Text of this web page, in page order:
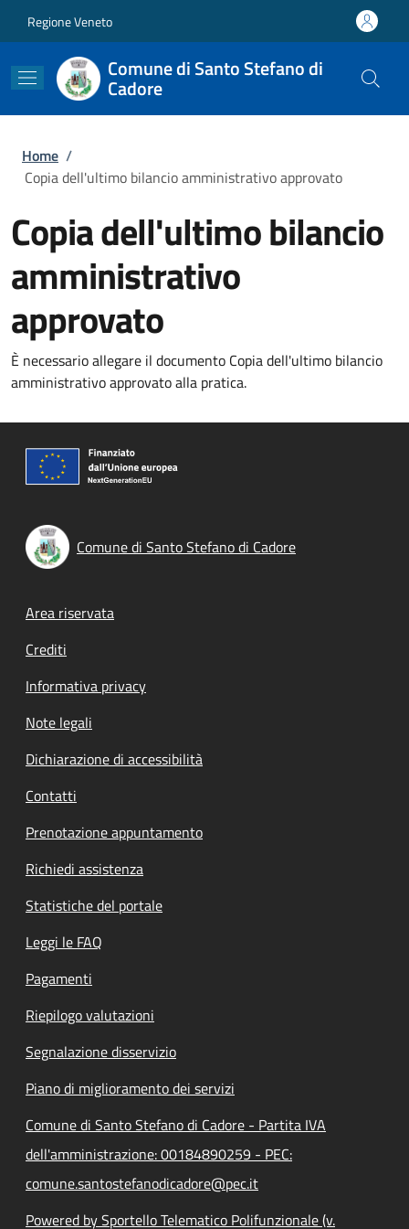
Regione Veneto
Comune di Santo Stefano di
Cadore
Briciole di pane
Home /
Copia dell'ultimo bilancio amministrativo approvato
Copia dell'ultimo bilancio
amministrativo
approvato
È necessario allegare il documento Copia dell'ultimo bilancio
amministrativo approvato alla pratica.
Comune di Santo Stefano di Cadore
Footer menu
Area riservata
Crediti
Informativa privacy
Note legali
Dichiarazione di accessibilità
Contatti
Prenotazione appuntamento
Richiedi assistenza
Statistiche del portale
Leggi le FAQ
Pagamenti
Riepilogo valutazioni
Segnalazione disservizio
Piano di miglioramento dei servizi
Comune di Santo Stefano di Cadore - Partita IVA
dell'amministrazione: 00184890259 - PEC:
comune.santostefanodicadore@pec.it
Powered by Sportello Telematico Polifunzionale (v.